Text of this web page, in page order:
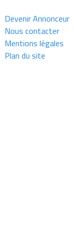
Devenir Annonceur
Nous contacter
Mentions légales
Plan du site